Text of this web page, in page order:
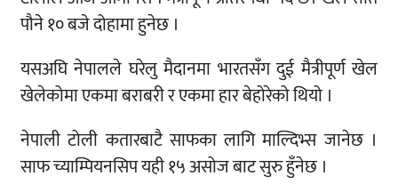
पौने १० बजे दोहामा हुनेछ ।
यसअघि नेपालले घरेलु मैदानमा भारतसँग दुई मैत्रीपूर्ण खेल
खेलेकोमा एकमा बराबरी र एकमा हार बेहोरेको थियो ।
नेपाली टोली कतारबाटै साफका लागि माल्दिभ्स जानेछ ।
साफ च्याम्पियनसिप यही १५ असोज बाट सुरु हुँनेछ ।